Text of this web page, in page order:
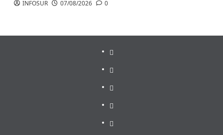
INFOSUR 07/08/2026 0